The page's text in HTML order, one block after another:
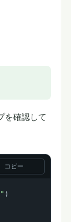
を確認して
コピー
)